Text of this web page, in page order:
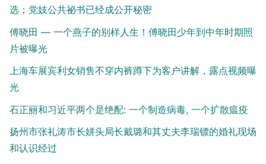
选；党妓公共祕书已经成公开秘密
傅晓田 — 一个燕子的别样人生！傅晓田少年到中年时期照
片被曝光
上海车展宾利女销售不穿内裤蹲下为客户讲解，露点视频曝
光
石正丽和习近平两个是绝配: 一个制造病毒, 一个扩散瘟疫
扬州市张礼涛市长姘头局长戴璐和其丈夫李瑞镖的婚礼现场
和认识经过